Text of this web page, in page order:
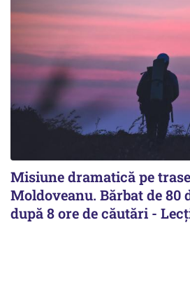
Misiune dramatică pe
Moldoveanu. Bărbat de 80
după 8 ore de căutări -